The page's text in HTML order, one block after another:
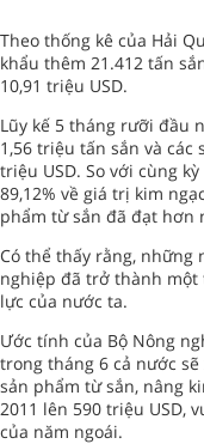
Theo thống kê của Hải
khẩu thêm 21.412 tấn
10,91 triệu USD.
Lũy kế 5 tháng rưỡi đầu
1,56 triệu tấn sắn và các
triệu USD. So với cùng
89,12% về giá trị kim
phẩm từ sắn đã đạt hơn
Có thể thấy rằng, những
nghiệp đã trở thành một
lực của nước ta.
Ước tính của Bộ Nông
trong tháng 6 cả nước
sản phẩm từ sắn, nâng
2011 lên 590 triệu USD,
của năm ngoái.